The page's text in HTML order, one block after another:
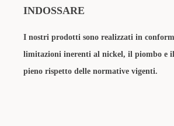
INDOSSARE
I nostri prodotti sono realizzati in
limitazioni inerenti al nickel, il piombo e
pieno rispetto delle normative vigenti.